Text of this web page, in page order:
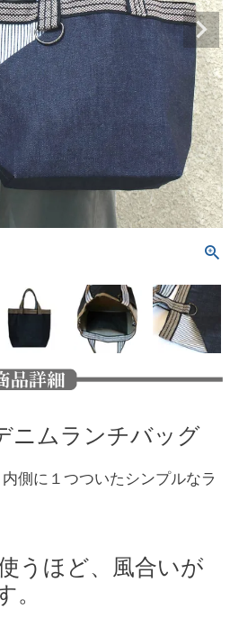
ニムランチバッグ
側に１つついたシンプルなラ
うほど、風合いが
。